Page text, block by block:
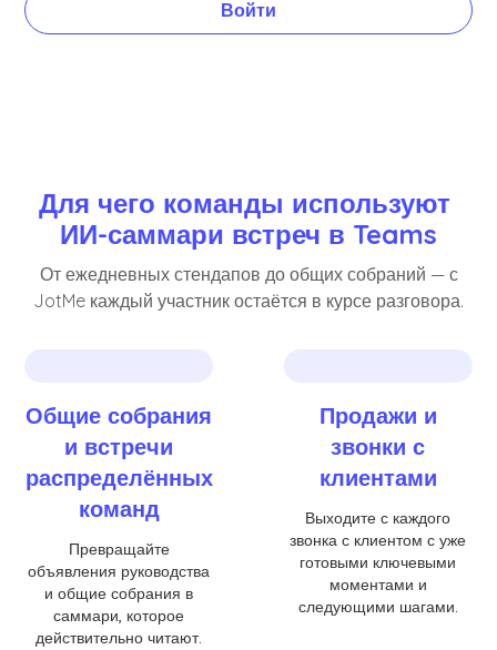
Войти
Для чего команды используют
ИИ-саммари встреч в Teams
От ежедневных стендапов до общих собраний — с
JotMe каждый участник остаётся в курсе разговора.
Общие собрания
и встречи
распределённых
команд
Превращайте
объявления руководства
и общие собрания в
саммари, которое
действительно читают.
Продажи и
звонки с
клиентами
Выходите с каждого
звонка с клиентом с уже
готовыми ключевыми
моментами и
следующими шагами.